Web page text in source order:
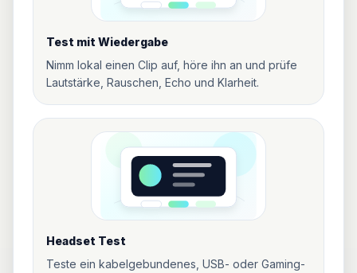
Test mit Wiedergabe
Nimm lokal einen Clip auf, höre ihn an und prüfe
Lautstärke, Rauschen, Echo und Klarheit.
Headset Test
Teste ein kabelgebundenes, USB- oder Gaming-